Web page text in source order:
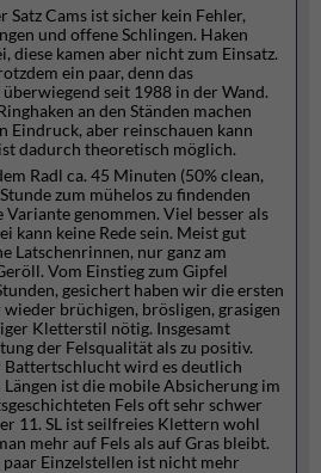
Satz Cams ist sicher kein Fehler,
und offene Schlingen. Haken
diese kamen aber nicht zum Einsatz.
ein paar, denn das
seit 1988 in der Wand.
an den Ständen machen
Eindruck, aber reinschauen kann
dadurch theoretisch möglich.
Radl ca. 45 Minuten (50% clean,
zum mühelos zu findenden
Variante genommen. Viel besser als
kann keine Rede sein. Meist gut
Latschenrinnen, nur ganz am
Vom Einstieg zum Gipfel
gesichert haben wir die ersten
brüchigen, brösligen, grasigen
Kletterstil nötig. Insgesamt
der Felsqualität als zu positiv.
Battertschlucht wird es deutlich
Längen ist die mobile Absicherung im
Fels oft sehr schwer
11. SL ist seilfreies Klettern wohl
mehr auf Fels als auf Gras bleibt.
Einzelstellen ist nicht mehr